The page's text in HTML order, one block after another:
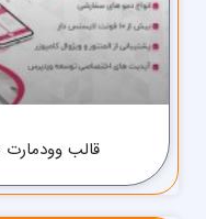
قالب وودمارت